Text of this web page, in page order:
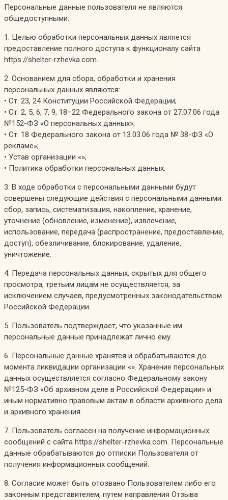
Персональные данные пользователя не являются
общедоступными.
1. Целью обработки персональных данных является
предоставление полного доступа к функционалу сайта
https://shelter-rzhevka.com.
2. Основанием для сбора, обработки и хранения
персональных данных являются:
• Ст. 23, 24 Конституции Российской Федерации;
• Ст. 2, 5, 6, 7, 9, 18–22 Федерального закона от 27.07.06 года
№152-ФЗ «О персональных данных»;
• Ст. 18 Федерального закона от 13.03.06 года № 38-ФЗ «О
рекламе»;
• Устав организации «»;
• Политика обработки персональных данных.
3. В ходе обработки с персональными данными будут
совершены следующие действия с персональными данными:
сбор, запись, систематизация, накопление, хранение,
уточнение (обновление, изменение), извлечение,
использование, передача (распространение, предоставление,
доступ), обезличивание, блокирование, удаление,
уничтожение.
4. Передача персональных данных, скрытых для общего
просмотра, третьим лицам не осуществляется, за
исключением случаев, предусмотренных законодательством
Российской Федерации.
5. Пользователь подтверждает, что указанные им
персональные данные принадлежат лично ему.
6. Персональные данные хранятся и обрабатываются до
момента ликвидации организации «». Хранение персональных
данных осуществляется согласно Федеральному закону
№125-ФЗ «Об архивном деле в Российской Федерации» и
иным нормативно правовым актам в области архивного дела
и архивного хранения.
7. Пользователь согласен на получение информационных
сообщений с сайта https://shelter-rzhevka.com. Персональные
данные обрабатываются до отписки Пользователя от
получения информационных сообщений.
8. Согласие может быть отозвано Пользователем либо его
законным представителем, путем направления Отзыва